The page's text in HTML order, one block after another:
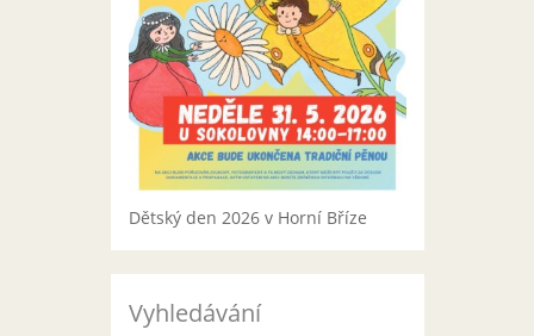
Dětský den 2026 v Horní Bříze
Vyhledávání